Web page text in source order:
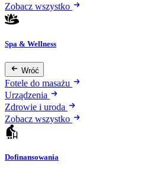
Zobacz wszystko
Spa & Wellness
Wróć
Fotele do masażu
Urządzenia
Zdrowie i uroda
Zobacz wszystko
Dofinansowania